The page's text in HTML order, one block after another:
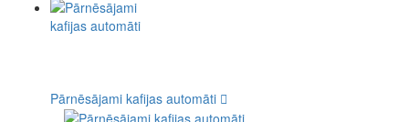
Pārnēsājami kafijas automāti